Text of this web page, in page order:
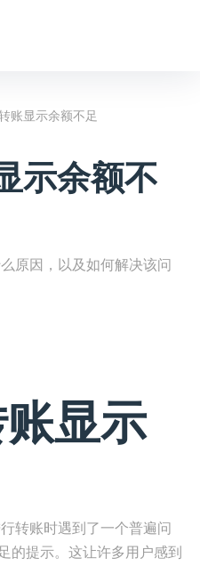
账显示余额不足
示余额不
原因，以及如何解决该问
显示
转账时遇到了一个普遍问
的提示。这让许多用户感到